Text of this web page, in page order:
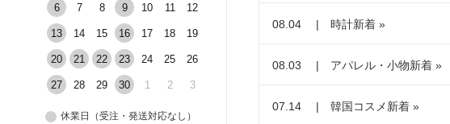
6 7 8 9 10 11 12
13 14 15 16 17 18 19
20 21 22 23 24 25 26
27 28 29 30 1 2 3
休業日（受注・発送対応なし）
08.04 | 時計新着 »
08.03 | アパレル・小物新着 »
07.14 | 韓国コスメ新着 »